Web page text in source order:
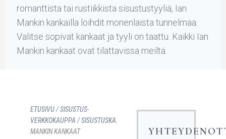
romanttista tai rustiikkista sisustustyyliä, Ian
Mankin kankailla loihdit monenlaista tunnelmaa.
Valitse sopivat kankaat ja tyyli on taattu. Kaikki Ian
Mankin kankaat ovat tilattavissa meiltä.
ETUSIVU/SISUSTUS­
VERKKOKAUPPA /SISUSTUSKANKAAT
MANKIN KANKAAT